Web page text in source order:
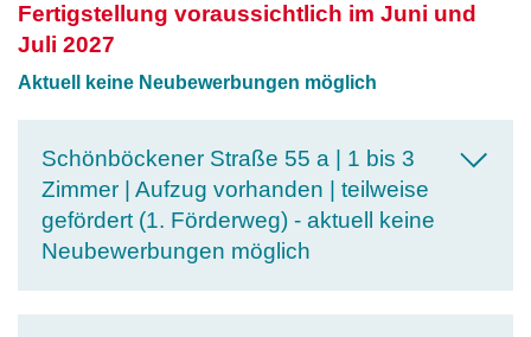
Fertigstellung voraussichtlich im Juni und
Juli 2027
Aktuell keine Neubewerbungen möglich
Schönböckener Straße 55 a | 1 bis 3
Zimmer | Aufzug vorhanden | teilweise
gefördert (1. Förderweg) - aktuell keine
Neubewerbungen möglich